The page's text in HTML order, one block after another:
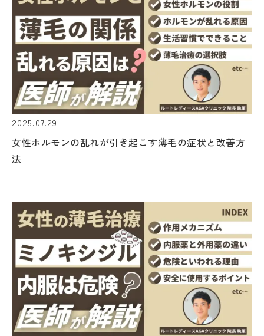
2025.07.29
女性ホルモンの乱れが引き起こす薄毛の症状と改善方
法